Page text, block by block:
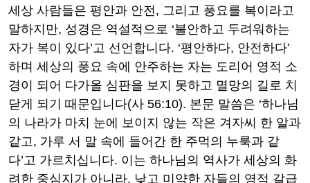
세상 사람들은 평안과 안전, 그리고 풍요를 복이라고
말하지만, 성경은 역설적으로 ‘불안하고 두려워하는
자가 복이 있다’고 선언합니다. ‘평안하다, 안전하다’
하며 세상의 풍요 속에 안주하는 자는 도리어 영적 소
경이 되어 다가올 심판을 보지 못하고 멸망의 길로 치
닫게 되기 때문입니다(사 56:10). 본문 말씀은 ‘하나님
의 나라가 마치 눈에 보이지 않는 작은 겨자씨 한 알과
같고, 가루 서 말 속에 들어간 한 주먹의 누룩과 같
다’고 가르치십니다. 이는 하나님의 역사가 세상의 화
려한 중심지가 아니라, 낮고 미약한 자들의 영적 갈급